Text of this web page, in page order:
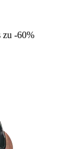
zu -60%